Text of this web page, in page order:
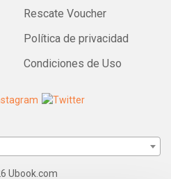
Rescate Voucher
Política de privacidad
Condiciones de Uso
Ubook.com